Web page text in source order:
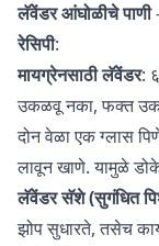
लॅवेंडर आंघोळीचे पाणी
रेसिपी:
मायग्रेनसाठी लॅवेंडर:
उकळवू नका, फक्त
दोन वेळा एक ग्लास
लावून खाणे. यामुळे
लॅवेंडर सॅशे (सुगंधित
झोप सुधारते, तसेच